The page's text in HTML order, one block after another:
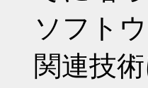
ソフト
関連技